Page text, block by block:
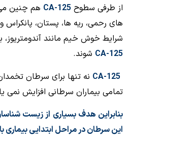
از طرفی سطوح CA-125 هم چنین می
های رحمی، ریه ها، پستان، پانکراس
شرایط خوش خیم مانند
CA-125 شوند.
CA-125 نه تنها برای سرطان
تمامی بیماران سرطانی افزایش نمی
بنابراین هدف بسیاری از زیست
این سرطان در مراحل ابتدایی بیماری